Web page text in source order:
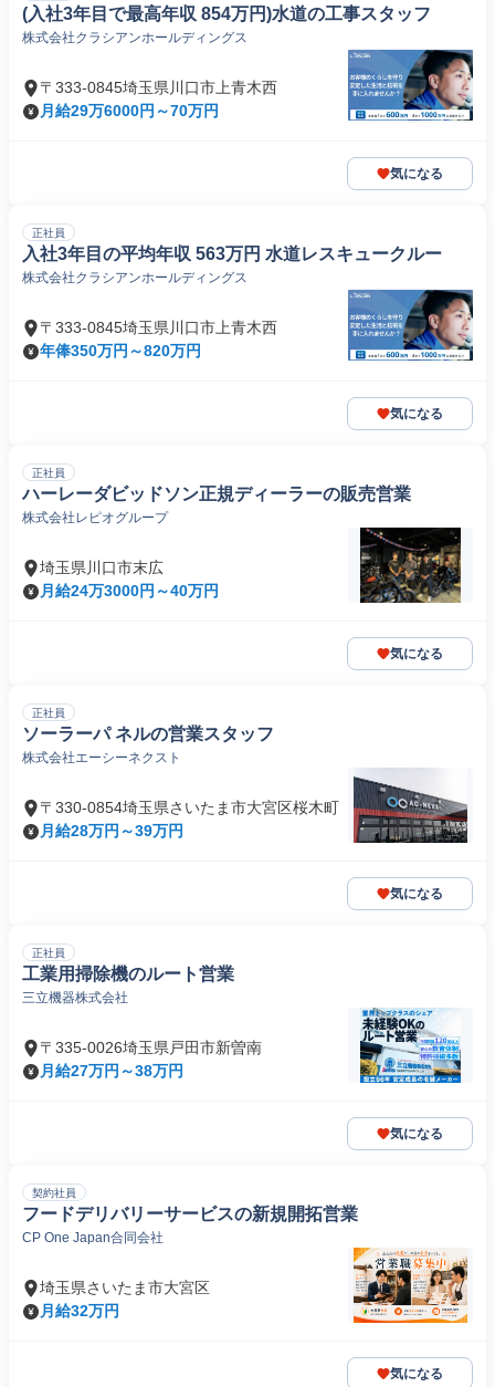
(入社3年目で最高年収 854万円)水道の工事スタッフ
株式会社クラシアンホールディングス
〒333-0845埼玉県川口市上青木西
月給29万6000円～70万円
気になる
正社員
入社3年目の平均年収 563万円 水道レスキュークルー
株式会社クラシアンホールディングス
〒333-0845埼玉県川口市上青木西
年俸350万円～820万円
気になる
正社員
ハーレーダビッドソン正規ディーラーの販売営業
株式会社レピオグループ
埼玉県川口市末広
月給24万3000円～40万円
気になる
正社員
ソーラーパ ネルの営業スタッフ
株式会社エーシーネクスト
〒330-0854埼玉県さいたま市大宮区桜木町
月給28万円～39万円
気になる
正社員
工業用掃除機のルート営業
三立機器株式会社
〒335-0026埼玉県戸田市新曽南
月給27万円～38万円
気になる
契約社員
フードデリバリーサービスの新規開拓営業
CP One Japan合同会社
埼玉県さいたま市大宮区
月給32万円
気になる